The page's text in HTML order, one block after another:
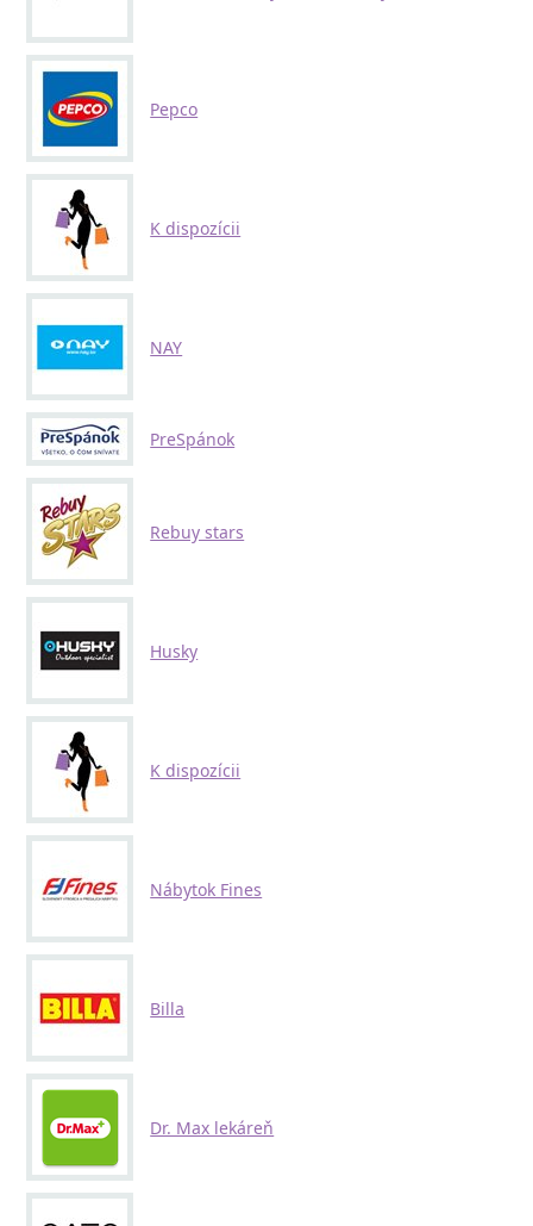
Pepco
K dispozícii
NAY
PreSpánok
Rebuy stars
Husky
K dispozícii
Nábytok Fines
Billa
Dr. Max lekáreň